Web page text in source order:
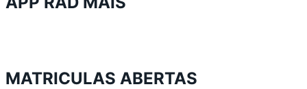
MATRICULAS ABERTAS